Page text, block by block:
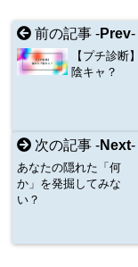
前の記事 -Prev-
【プチ診断
陰キャ？
次の記事 -Next-
あなたの隠れた「何
か」を発掘してみな
い？